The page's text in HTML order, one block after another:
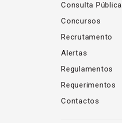
Consulta Pública
Concursos
Recrutamento
Alertas
Regulamentos
Requerimentos
Contactos